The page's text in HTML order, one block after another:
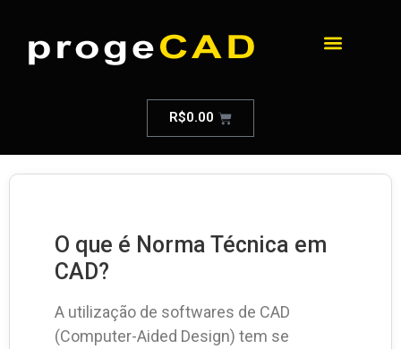
R$0.00
O que é Norma Técnica em
CAD?
A utilização de softwares de CAD
(Computer-Aided Design) tem se